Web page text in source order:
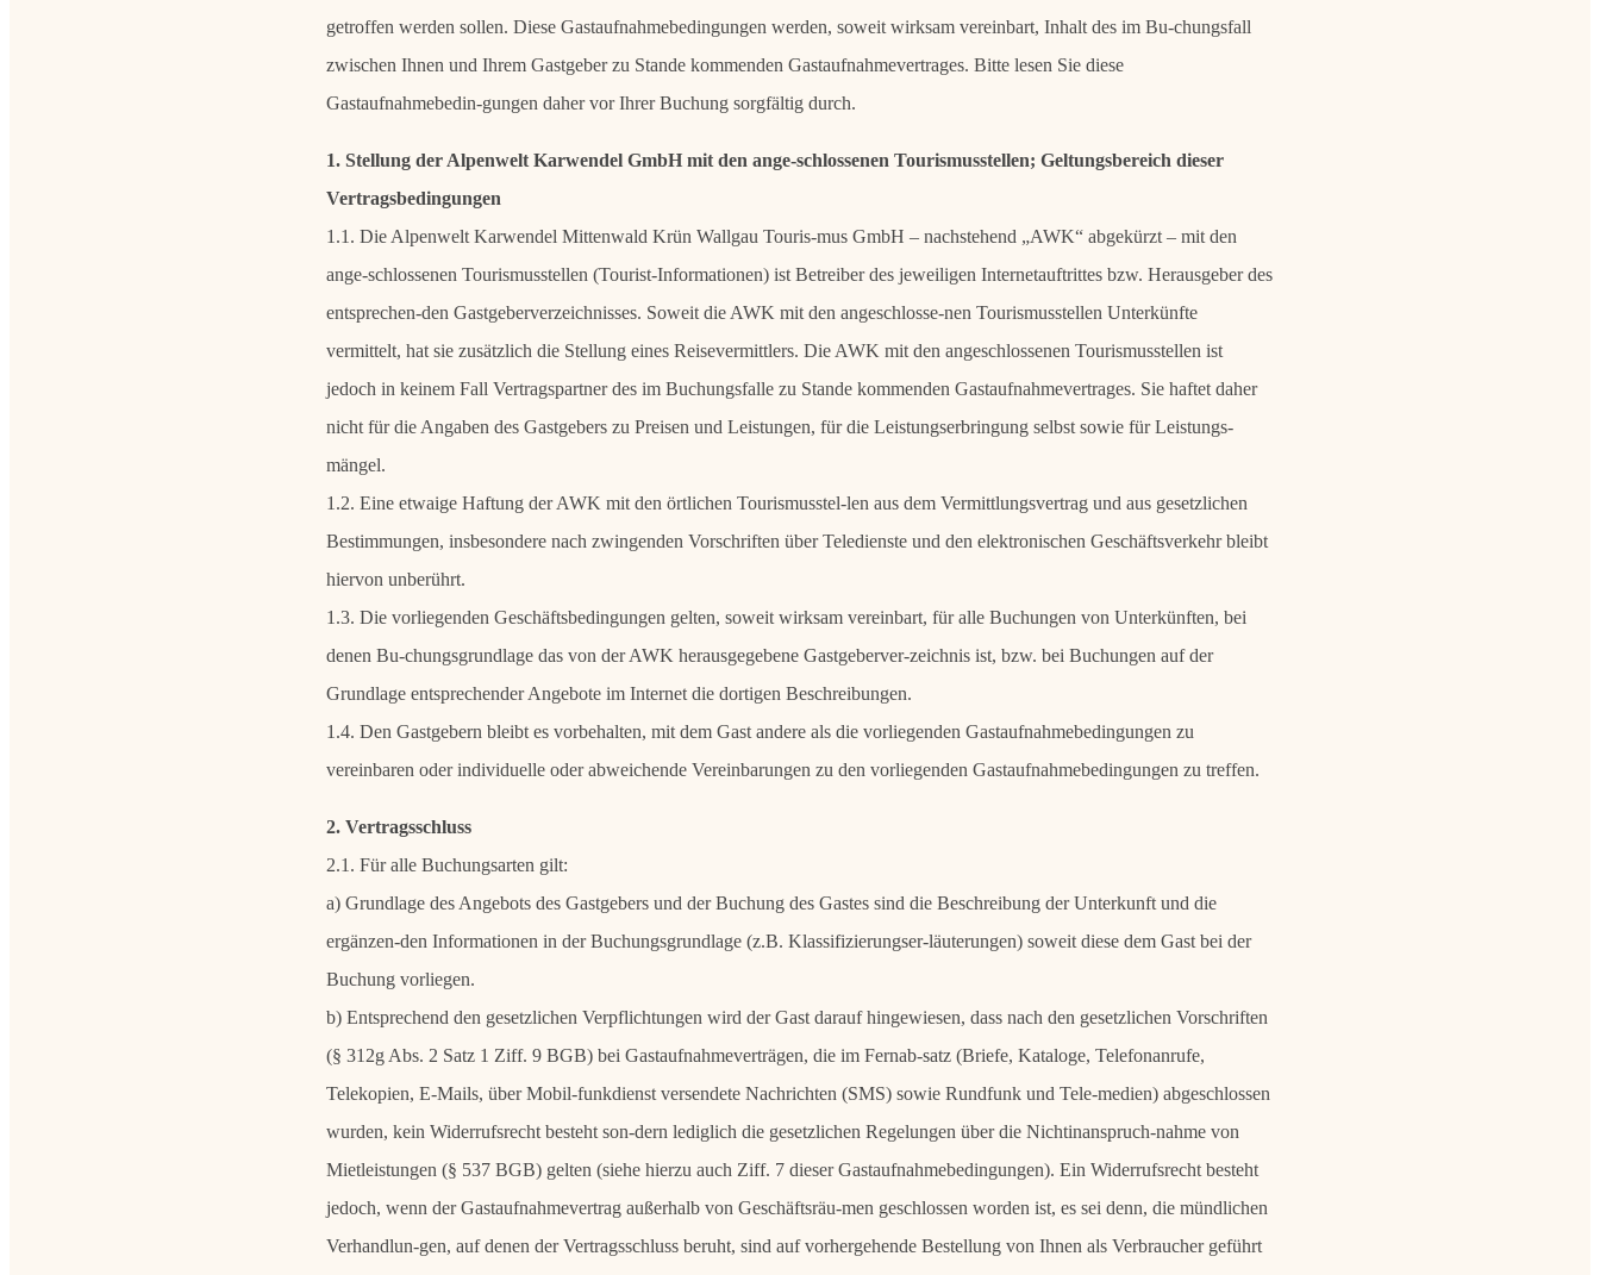
getroffen werden sollen. Diese Gastaufnahmebedingungen werden, soweit wirksam vereinbart, Inhalt des im Bu-chungsfall
zwischen Ihnen und Ihrem Gastgeber zu Stande kommenden Gastaufnahmevertrages. Bitte lesen Sie diese
Gastaufnahmebedin-gungen daher vor Ihrer Buchung sorgfältig durch.
1. Stellung der Alpenwelt Karwendel GmbH mit den ange-schlossenen Tourismusstellen; Geltungsbereich dieser
Vertragsbedingungen
1.1. Die Alpenwelt Karwendel Mittenwald Krün Wallgau Touris-mus GmbH – nachstehend „AWK“ abgekürzt – mit den
ange-schlossenen Tourismusstellen (Tourist-Informationen) ist Betreiber des jeweiligen Internetauftrittes bzw. Herausgeber des
entsprechen-den Gastgeberverzeichnisses. Soweit die AWK mit den angeschlosse-nen Tourismusstellen Unterkünfte
vermittelt, hat sie zusätzlich die Stellung eines Reisevermittlers. Die AWK mit den angeschlossenen Tourismusstellen ist
jedoch in keinem Fall Vertragspartner des im Buchungsfalle zu Stande kommenden Gastaufnahmevertrages. Sie haftet daher
nicht für die Angaben des Gastgebers zu Preisen und Leistungen, für die Leistungserbringung selbst sowie für Leistungs-
mängel.
1.2. Eine etwaige Haftung der AWK mit den örtlichen Tourismusstel-len aus dem Vermittlungsvertrag und aus gesetzlichen
Bestimmungen, insbesondere nach zwingenden Vorschriften über Teledienste und den elektronischen Geschäftsverkehr bleibt
hiervon unberührt.
1.3. Die vorliegenden Geschäftsbedingungen gelten, soweit wirksam vereinbart, für alle Buchungen von Unterkünften, bei
denen Bu-chungsgrundlage das von der AWK herausgegebene Gastgeberver-zeichnis ist, bzw. bei Buchungen auf der
Grundlage entsprechender Angebote im Internet die dortigen Beschreibungen.
1.4. Den Gastgebern bleibt es vorbehalten, mit dem Gast andere als die vorliegenden Gastaufnahmebedingungen zu
vereinbaren oder individuelle oder abweichende Vereinbarungen zu den vorliegenden Gastaufnahmebedingungen zu treffen.
2. Vertragsschluss
2.1. Für alle Buchungsarten gilt:
a) Grundlage des Angebots des Gastgebers und der Buchung des Gastes sind die Beschreibung der Unterkunft und die
ergänzen-den Informationen in der Buchungsgrundlage (z.B. Klassifizierungser-läuterungen) soweit diese dem Gast bei der
Buchung vorliegen.
b) Entsprechend den gesetzlichen Verpflichtungen wird der Gast darauf hingewiesen, dass nach den gesetzlichen Vorschriften
(§ 312g Abs. 2 Satz 1 Ziff. 9 BGB) bei Gastaufnahmeverträgen, die im Fernab-satz (Briefe, Kataloge, Telefonanrufe,
Telekopien, E-Mails, über Mobil-funkdienst versendete Nachrichten (SMS) sowie Rundfunk und Tele-medien) abgeschlossen
wurden, kein Widerrufsrecht besteht son-dern lediglich die gesetzlichen Regelungen über die Nichtinanspruch-nahme von
Mietleistungen (§ 537 BGB) gelten (siehe hierzu auch Ziff. 7 dieser Gastaufnahmebedingungen). Ein Widerrufsrecht besteht
jedoch, wenn der Gastaufnahmevertrag außerhalb von Geschäftsräu-men geschlossen worden ist, es sei denn, die mündlichen
Verhandlun-gen, auf denen der Vertragsschluss beruht, sind auf vorhergehende Bestellung von Ihnen als Verbraucher geführt